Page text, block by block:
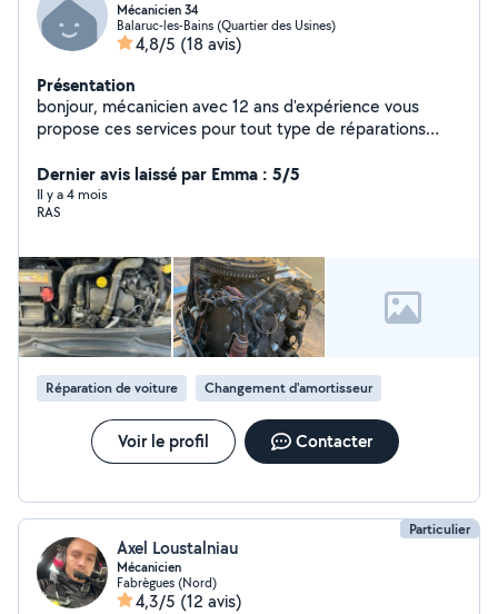
Mécanicien 34
Balaruc-les-Bains (Quartier des Usines)
4,8/5 (18 avis)
Présentation
bonjour, mécanicien avec 12 ans d'expérience vous
propose ces services pour tout type de réparations
bateaux , n'hésitez pas a me laisser un message .
Dernier avis laissé par Emma : 5/5
Il y a 4 mois
RAS
Réparation de voiture Changement d'amortisseur
Voir le profil Contacter
Particulier
Axel Loustalniau
Mécanicien
Fabrègues (Nord)
4,3/5 (12 avis)